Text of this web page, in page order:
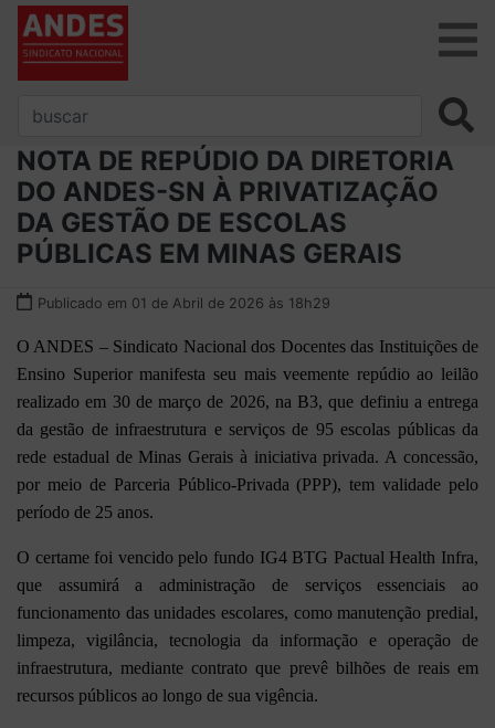
NOTA DE REPÚDIO DA DIRETORIA
DO ANDES-SN À PRIVATIZAÇÃO
DA GESTÃO DE ESCOLAS
PÚBLICAS EM MINAS GERAIS
Publicado em 01 de Abril de 2026 às 18h29
O ANDES – Sindicato Nacional dos Docentes das Instituições de
Ensino Superior manifesta seu mais veemente repúdio ao leilão
realizado em 30 de março de 2026, na B3, que definiu a entrega
da gestão de infraestrutura e serviços de 95 escolas públicas da
rede estadual de Minas Gerais à iniciativa privada. A concessão,
por meio de Parceria Público-Privada (PPP), tem validade pelo
período de 25 anos.
O certame foi vencido pelo fundo IG4 BTG Pactual Health Infra,
que assumirá a administração de serviços essenciais ao
funcionamento das unidades escolares, como manutenção predial,
limpeza, vigilância, tecnologia da informação e operação de
infraestrutura, mediante contrato que prevê bilhões de reais em
recursos públicos ao longo de sua vigência.